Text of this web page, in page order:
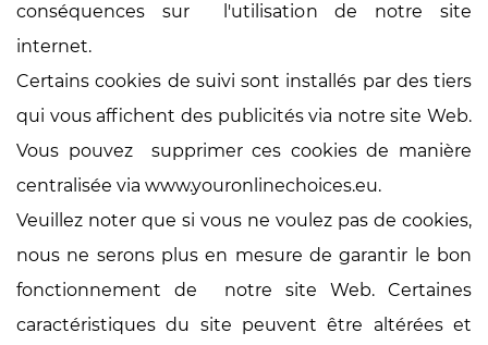
conséquences sur l'utilisation de notre site
internet.
Certains cookies de suivi sont installés par des tiers
qui vous affichent des publicités via notre site Web.
Vous pouvez supprimer ces cookies de manière
centralisée via www.youronlinechoices.eu.
Veuillez noter que si vous ne voulez pas de cookies,
nous ne serons plus en mesure de garantir le bon
fonctionnement de notre site Web. Certaines
caractéristiques du site peuvent être altérées et